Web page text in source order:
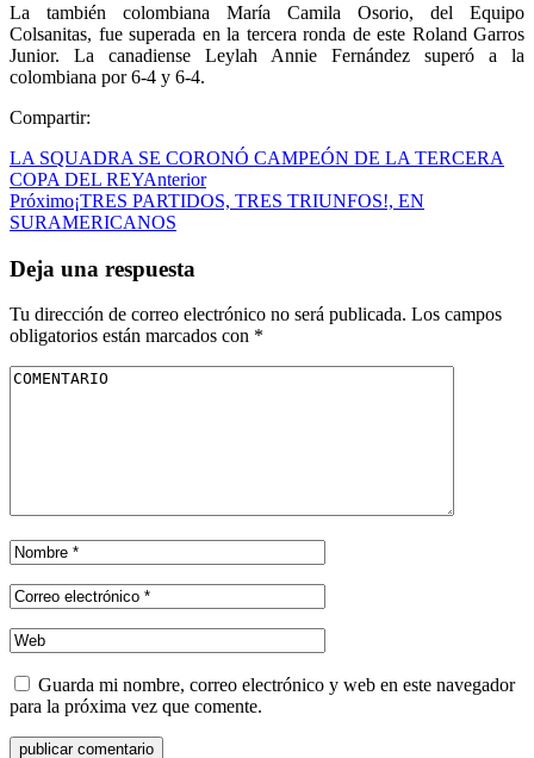
La también colombiana María Camila Osorio, del Equipo
Colsanitas, fue superada en la tercera ronda de este Roland Garros
Junior. La canadiense Leylah Annie Fernández superó a la
colombiana por 6-4 y 6-4.
Compartir:
LA SQUADRA SE CORONÓ CAMPEÓN DE LA TERCERA
COPA DEL REYAnterior
Próximo¡TRES PARTIDOS, TRES TRIUNFOS!, EN
SURAMERICANOS
Deja una respuesta
Tu dirección de correo electrónico no será publicada. Los campos
obligatorios están marcados con *
Guarda mi nombre, correo electrónico y web en este navegador
para la próxima vez que comente.